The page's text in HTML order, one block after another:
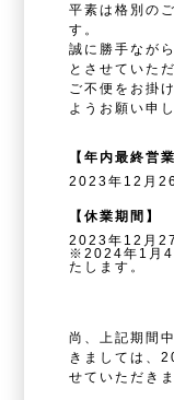
平素は格別の
す。
誠に勝手なが
とさせていた
ご不便をお掛
ようお願い申
【年内最終営
2023年12月
【休業期間】
2023年12月
※2024年1月4
たします。
尚、上記期間
きましては、
せていただきま